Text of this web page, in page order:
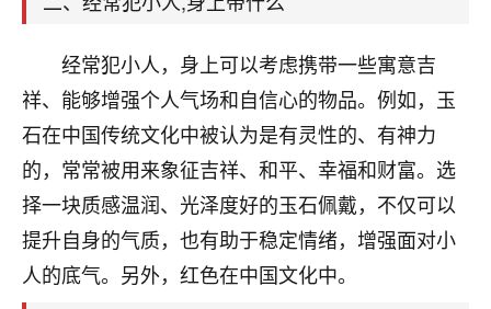
经常犯小人，身上可以考虑携带一些寓意吉
祥、能够增强个人气场和自信心的物品。例如，玉
石在中国传统文化中被认为是有灵性的、有神力
的，常常被用来象征吉祥、和平、幸福和财富。选
择一块质感温润、光泽度好的玉石佩戴，不仅可以
提升自身的气质，也有助于稳定情绪，增强面对小
人的底气。另外，红色在中国文化中。
卦，认识老师3年了，都是缘分啊！
17分钟前 来自湖北 19
心若莲花
我是做餐饮的，这两年，生意屡屡受挫，店开一家关
一家，要么生意不好，生意好的就出事。前些年攒的
家底快败光了，真是倒霉！我也想找人看看到底怎么
回事？
鹿森 ：你可以找老师看看，人有时不服命不行